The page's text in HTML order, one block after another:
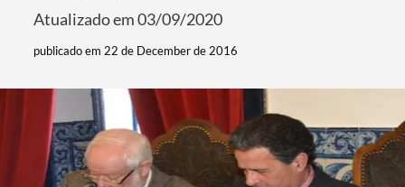
Atualizado em 03/09/2020
publicado em 22 de December de 2016